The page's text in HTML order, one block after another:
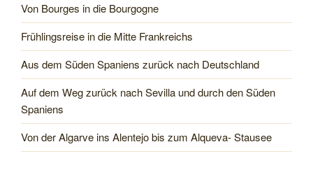
Von Bourges in die Bourgogne
Frühlingsreise in die Mitte Frankreichs
Aus dem Süden Spaniens zurück nach Deutschland
Auf dem Weg zurück nach Sevilla und durch den Süden
Spaniens
Von der Algarve ins Alentejo bis zum Alqueva- Stausee